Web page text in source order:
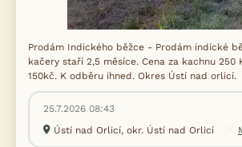
Prodám Indického běžce - Prodám indické
kačery staří 2,5 měsíce. Cena za kachnu 250
150kč. K odběru ihned. Okres Ústí nad orlicí.
25.7.2026 08:43
Ústí nad Orlicí, okr. Ústí nad Orlicí